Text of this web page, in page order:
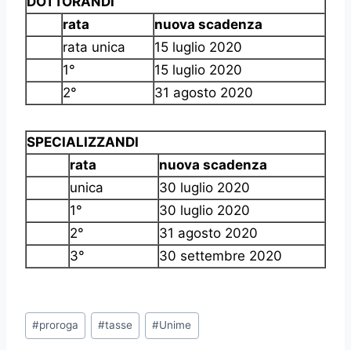
rata
nuova scadenza
rata unica
15 luglio 2020
1°
15 luglio 2020
2°
31 agosto 2020
SPECIALIZZANDI
rata
nuova scadenza
unica
30 luglio 2020
1°
30 luglio 2020
2°
31 agosto 2020
3°
30 settembre 2020
Tag
articolo:
#proroga #tasse #Unime